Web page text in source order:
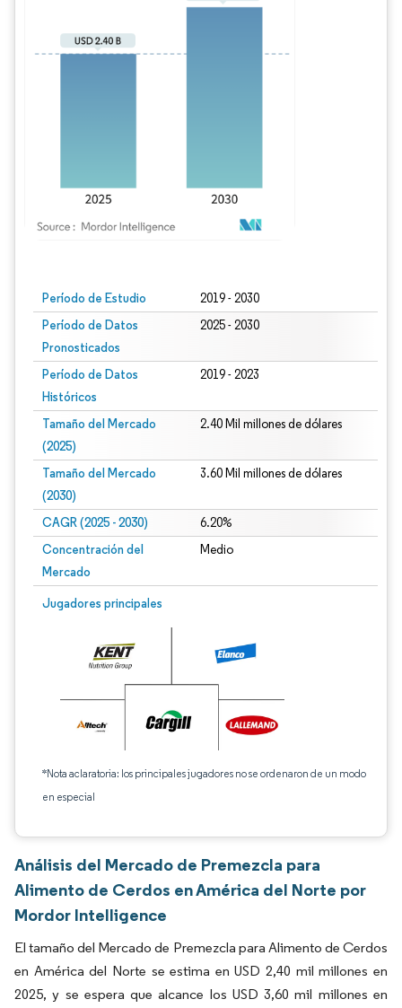
Período de Estudio 2019 - 2030
Período de Datos
Pronosticados
2025 - 2030
Período de Datos
Históricos
2019 - 2023
Tamaño del Mercado
(2025)
2.40 Mil millones de dólares
Tamaño del Mercado
(2030)
3.60 Mil millones de dólares
CAGR (2025 - 2030) 6.20%
Concentración del
Mercado
Medio
Jugadores principales
*Nota aclaratoria: los principales jugadores no se ordenaron de un modo
en especial
Análisis del Mercado de Premezcla para
Alimento de Cerdos en América del Norte por
Mordor Intelligence
El tamaño del Mercado de Premezcla para Alimento de Cerdos
en América del Norte se estima en USD 2,40 mil millones en
2025, y se espera que alcance los USD 3,60 mil millones en